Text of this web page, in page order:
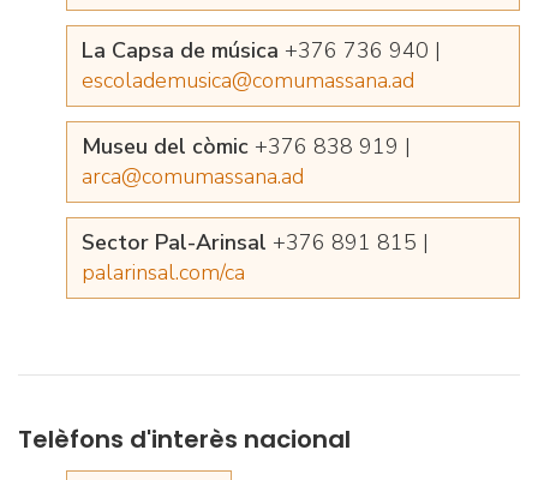
La Capsa de música +376 736 940 |
escolademusica@comumassana.ad
Museu del còmic +376 838 919 |
arca@comumassana.ad
Sector Pal-Arinsal +376 891 815 |
palarinsal.com/ca
Telèfons d'interès nacional